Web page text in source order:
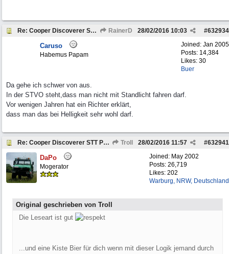
Re: Cooper Discoverer STT PRO und STT RainerD #632934
28/02/2016 10:03
Joined: Jan 2005
Posts: 14,384
Likes: 30
Buer
Caruso
Habemus Papam
Da gehe ich schwer von aus.
In der STVO steht,dass man nicht mit Standlicht fahren darf.
Vor wenigen Jahren hat ein Richter erklärt,
dass man das bei Helligkeit sehr wohl darf.
Re: Cooper Discoverer STT PRO und STT Troll #632941
28/02/2016 11:57
Joined: May 2002
Posts: 26,719
Likes: 202
Warburg, NRW, Deutschland
DaPo
Mogerator
Original geschrieben von Troll
Die Leseart ist gut
...und eine Kiste Bier für dich wenn mit dieser Logik jemand durch